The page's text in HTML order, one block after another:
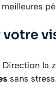
la
sans stress.